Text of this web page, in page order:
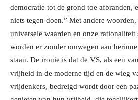
democratie tot de grond toe afbranden,
niets tegen doen.” Met andere
universele waarden en onze rationaliteit
worden er zonder omwegen aan
staan. De ironie is dat de VS, als een
vrijheid in de moderne tijd en de wieg
vrijdenkers, bedreigd wordt door een